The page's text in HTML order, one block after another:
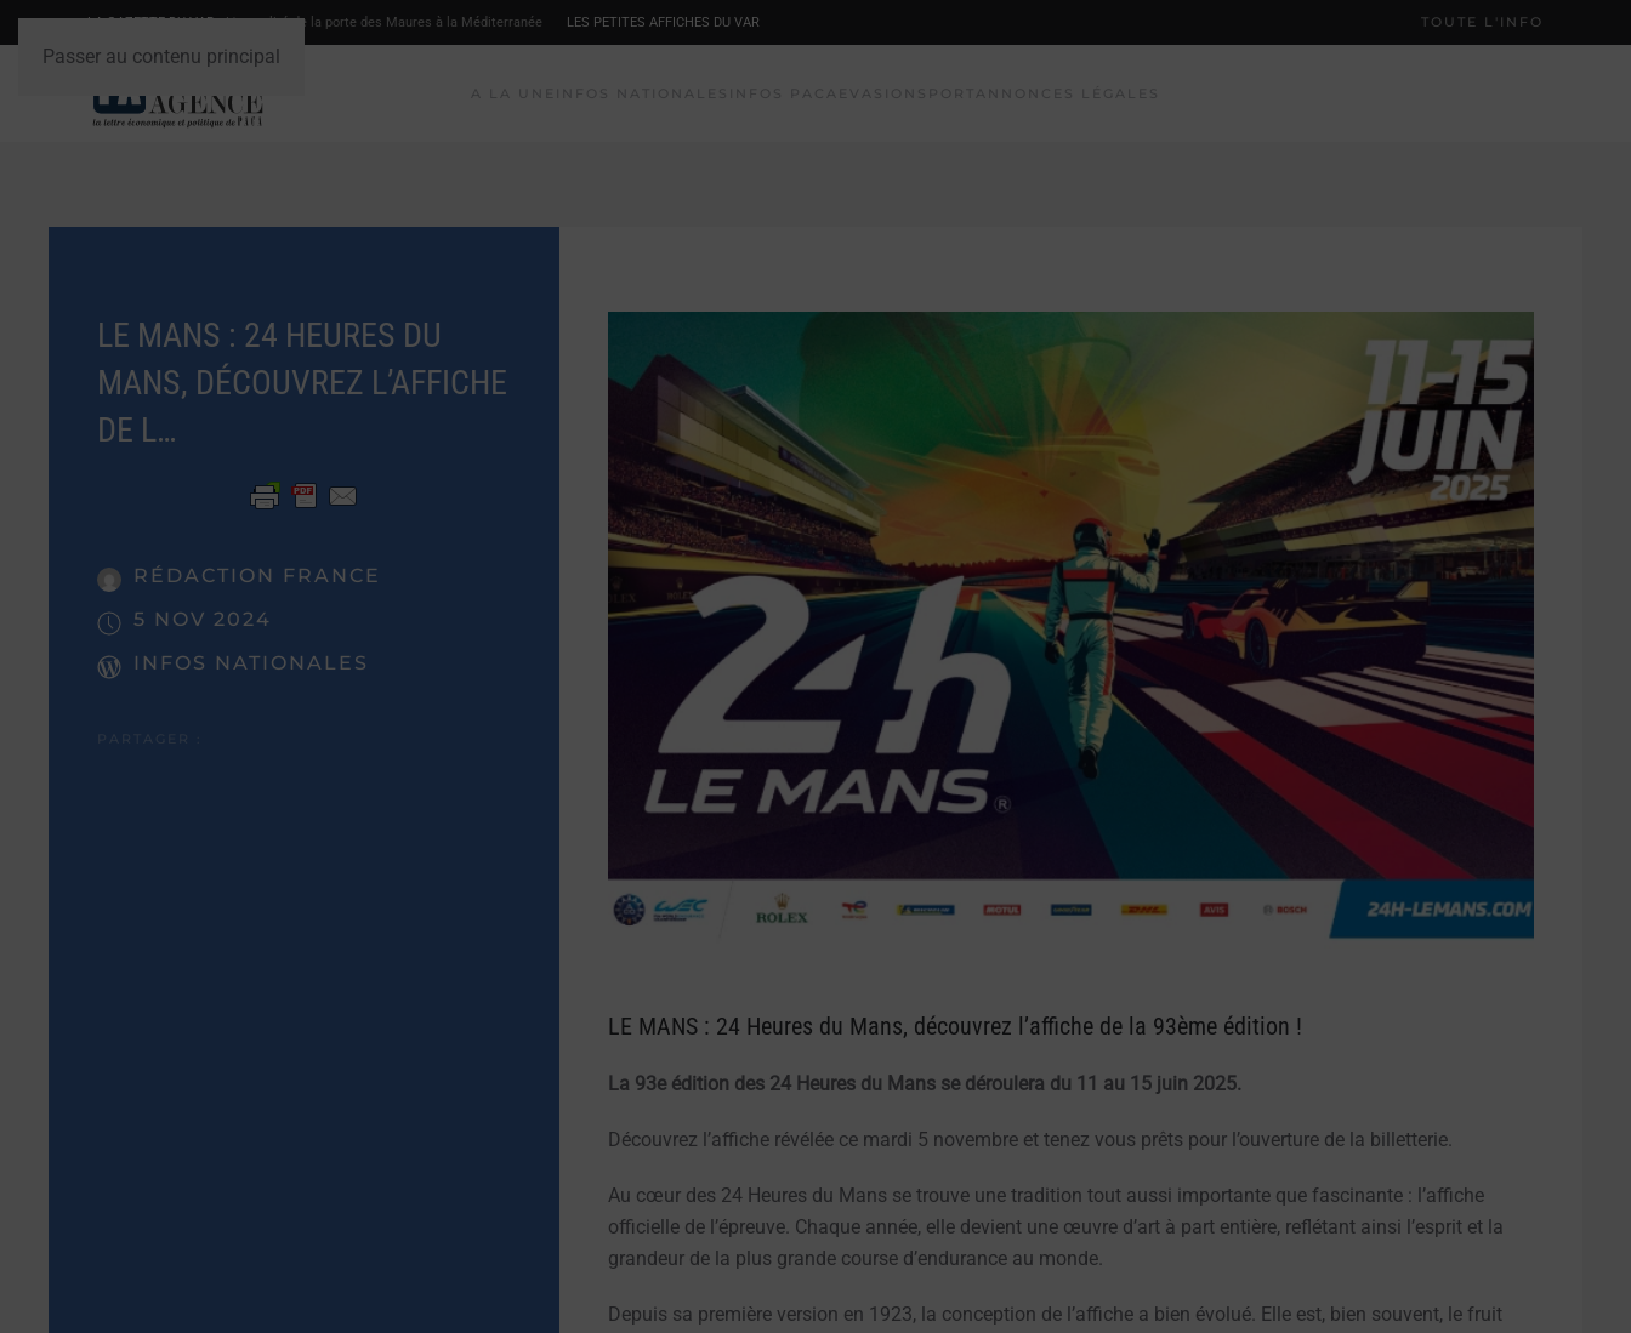
Passer au contenu principal
LA GAZETTE DU VAR- L'actualité de la porte des Maures à la Méditerranée LES PETITES AFFICHES DU VAR TOUTE L'INFO
LE MANS : 24 HEURES DU
MANS, DÉCOUVREZ L’AFFICHE
DE L…
RÉDACTION FRANCE
5 NOV 2024
INFOS NATIONALES
LE MANS : 24 Heures du Mans, découvrez l’affiche de la 93ème édition !
La 93e édition des 24 Heures du Mans se déroulera du 11 au 15 juin 2025.
Découvrez l’affiche révélée ce mardi 5 novembre et tenez vous prêts pour l’ouverture de la billetterie.
Au cœur des 24 Heures du Mans se trouve une tradition tout aussi importante que fascinante : l’affiche
officielle de l’épreuve. Chaque année, elle devient une œuvre d’art à part entière, reflétant ainsi l’esprit et la
grandeur de la plus grande course d’endurance au monde.
Depuis sa première version en 1923, la conception de l’affiche a bien évolué. Elle est, bien souvent, le fruit